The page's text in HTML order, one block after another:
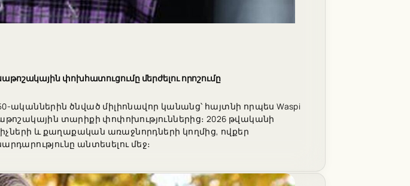
փոխհատուցումը մերժելու որոշումը
ականներին ծնված միլիոնավոր կանանց՝ հայտնի որպես Waspi
տարիքի փոփոխություններից։ 2026 թվականի
և քաղաքական առաջնորդների կողմից, ովքեր
անտեսելու մեջ։